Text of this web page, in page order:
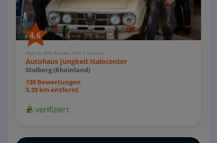
4,6
Abarth, Alfa-Romeo, Fiat + weitere
Autohaus Jungkeit Italocenter
Stolberg (Rheinland)
130 Bewertungen
5,29 km entfernt
verifiziert